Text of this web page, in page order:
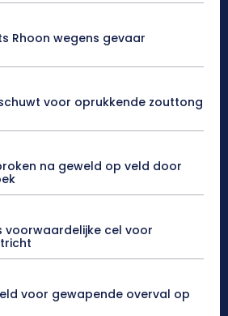
Rhoon wegens gevaar
voor oprukkende zouttong
na geweld op veld door
voorwaardelijke cel voor
voor gewapende overval op